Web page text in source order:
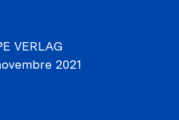
VERLAG
2021